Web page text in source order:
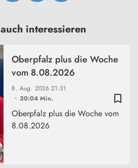
interessieren
bookmark_border
8. Aug. 202621:31
30:04 Min.
Oberpfalz plus die Woche
vom 8.08.2026
Oberpfalz plus die Woche vom
8.08.2026